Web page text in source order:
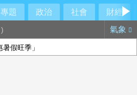
專題 政治 社會
財經
) 氣象
假旺季」